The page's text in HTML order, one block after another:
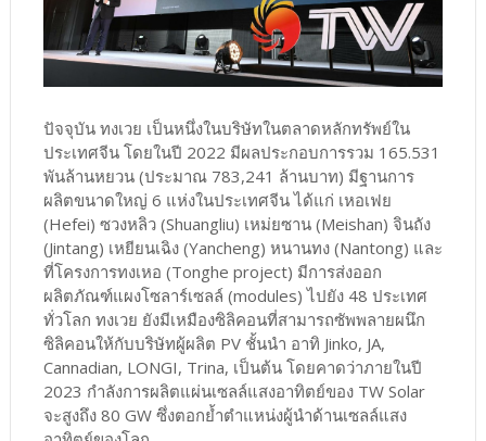
ปัจจุบัน ทงเวย เป็นหนึ่งในบริษัทในตลาดหลักทรัพย์ใน
ประเทศจีน โดยในปี 2022 มีผลประกอบการรวม 165.531
พันล้านหยวน (ประมาณ 783,241 ล้านบาท) มีฐานการ
ผลิตขนาดใหญ่ 6 แห่งในประเทศจีน ได้แก่ เหอเฟย
(Hefei) ซวงหลิว (Shuangliu) เหม่ยซาน (Meishan) จินถัง
(Jintang) เหยียนเฉิง (Yancheng) หนานทง (Nantong) และ
ที่โครงการทงเหอ (Tonghe project) มีการส่งออก
ผลิตภัณฑ์แผงโซลาร์เซลล์ (modules) ไปยัง 48 ประเทศ
ทั่วโลก ทงเวย ยังมีเหมืองซิลิคอนที่สามารถซัพพลายผนึก
ซิลิคอนให้กับบริษัทผู้ผลิต PV ชั้นนำ อาทิ Jinko, JA,
Cannadian, LONGI, Trina, เป็นต้น โดยคาดว่าภายในปี
2023 กำลังการผลิตแผ่นเซลล์แสงอาทิตย์ของ TW Solar
จะสูงถึง 80 GW ซึ่งตอกย้ำตำแหน่งผู้นำด้านเซลล์แสง